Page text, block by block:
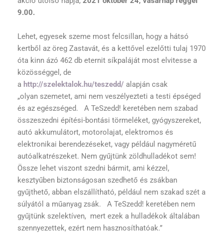
9.00.
Lehet, egyesek szeme most felcsillan, hogy a hátsó
kertből az öreg Zastavát, és a kettővel ezelőtti tulaj 1970
óta kinn ázó 462 db eternit síkpaláját most elvitesse a
közösséggel, de
a http://szelektalok.hu/teszedd/ alapján csak
„olyan szemetet, ami nem veszélyezteti a testi épséged
és az egészséged. A TeSzedd! keretében nem szabad
összeszedni építési-bontási törmeléket, gyógyszereket,
autó akkumulátort, motorolajat, elektromos és
elektronikai berendezéseket, vagy például nagyméretű
autóalkatrészeket. Nem gyűjtünk zöldhulladékot sem!
Össze lehet viszont szedni bármit, ami kézzel,
kesztyűben biztonságosan szedhető és zsákban
gyűjthető, abban elszállítható, például nem szakad szét a
súlyától a műanyag zsák. A TeSzedd! keretében nem
gyűjtünk szelektíven, mert ezek a hulladékok általában
szennyezettek, ezért nem hasznosíthatóak.”